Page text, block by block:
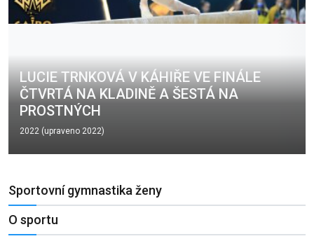
LUCIE TRNKOVÁ V KÁHIŘE VE FINÁLE
ČTVRTÁ NA KLADINĚ A ŠESTÁ NA
PROSTNÝCH
2022 (upraveno 2022)
Sportovní gymnastika ženy
O sportu